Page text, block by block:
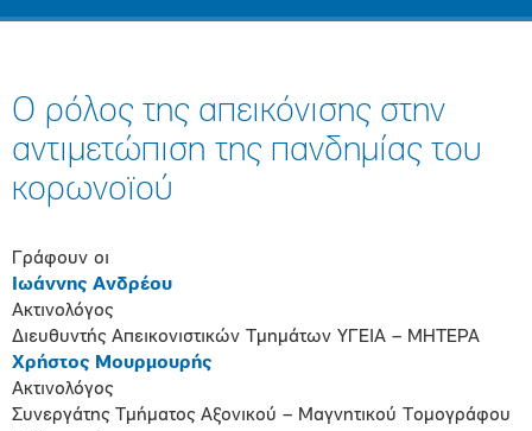
Ο ρόλος της απεικόνισης στην
αντιμετώπιση της πανδημίας του
κορωνοϊού
Γράφουν οι
Ιωάννης Ανδρέου
Ακτινολόγος
Διευθυντής Απεικονιστικών Τμημάτων ΥΓΕΙΑ – ΜΗΤΕΡΑ
Χρήστος Μουρμουρής
Ακτινολόγος
Συνεργάτης Τμήματος Αξονικού – Μαγνητικού Τομογράφου